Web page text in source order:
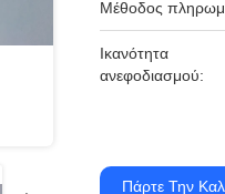
Μέθοδος
Ικανότητα
ανεφοδιασμού:
Πάρτε Την